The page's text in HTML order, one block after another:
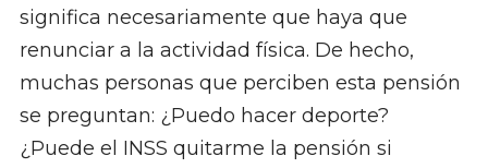
significa necesariamente que haya que
renunciar a la actividad física. De hecho,
muchas personas que perciben esta pensión
se preguntan: ¿Puedo hacer deporte?
¿Puede el INSS quitarme la pensión si